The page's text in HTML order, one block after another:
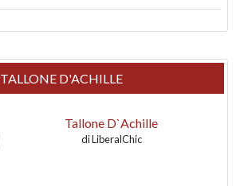
TALLONE D'ACHILLE
Tallone D`Achille
diLiberalChic